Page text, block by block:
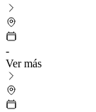
-
Ver más